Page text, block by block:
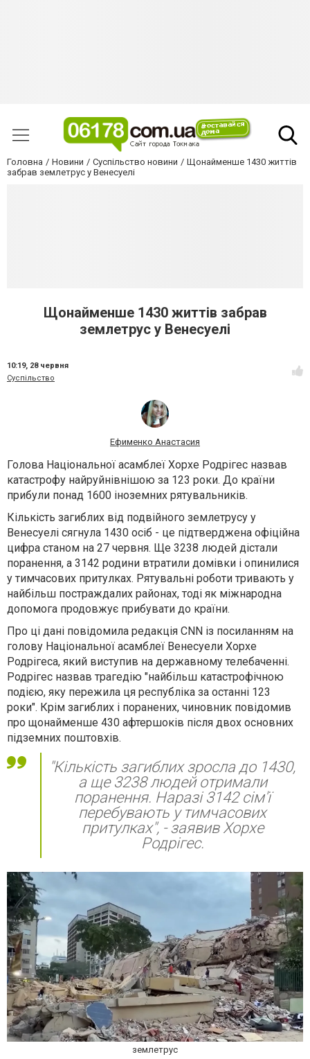
Головна Новини Суспільство новини
Щонайменше 1430 життів
забрав землетрус у Венесуелі
Щонайменше 1430 життів забрав
землетрус у Венесуелі
10:19, 28 червня
Суспільство
Ефименко Анастасия
Голова Національної асамблеї Хорхе Родрігес назвав
катастрофу найруйнівнішою за 123 роки. До країни
прибули понад 1600 іноземних рятувальників.
Кількість загиблих від подвійного землетрусу у
Венесуелі сягнула 1430 осіб - це підтверджена офіційна
цифра станом на 27 червня. Ще 3238 людей дістали
поранення, а 3142 родини втратили домівки і опинилися
у тимчасових притулках. Рятувальні роботи тривають у
найбільш постраждалих районах, тоді як міжнародна
допомога продовжує прибувати до країни.
Про ці дані повідомила редакція CNN із посиланням на
голову Національної асамблеї Венесуели Хорхе
Родрігеса, який виступив на державному телебаченні.
Родрігес назвав трагедію "найбільш катастрофічною
подією, яку пережила ця республіка за останні 123
роки". Крім загиблих і поранених, чиновник повідомив
про щонайменше 430 афтершоків після двох основних
підземних поштовхів.
"Кількість загиблих зросла до 1430,
а ще 3238 людей отримали
поранення. Наразі 3142 сім'ї
перебувають у тимчасових
притулках", - заявив Хорхе
Родрігес.
землетрус